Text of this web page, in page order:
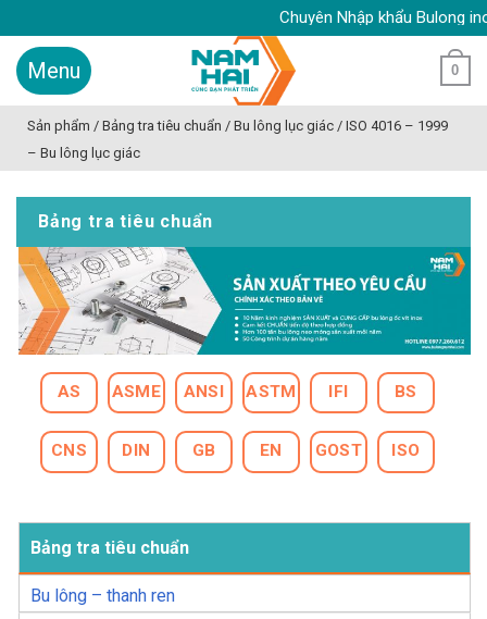
to
content
Chuyên Nhập khẩu Bulong
0
Sản phẩm / Bảng tra tiêu chuẩn / Bu lông lục giác / ISO 4016 – 1999
– Bu lông lục giác
Bảng tra tiêu chuẩn
AS ASME ANSI ASTM IFI BS
CNS DIN GB EN GOST ISO
Bảng tra tiêu chuẩn
Bu lông – thanh ren